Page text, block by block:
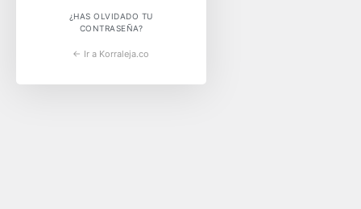
¿HAS OLVIDADO TU
CONTRASEÑA?
← Ir a Korraleja.co